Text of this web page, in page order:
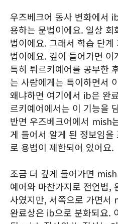
우즈베크어 동사 변화에서
용하는 문법이에요. 일상
법이에요. 그래서 학습 단
법이에요. 깊이 들어가면
특히 튀르키예어를 공부한
는 사람에게는 특이하면서
왜냐하면 여기에서 ib은 완
르키예어에서는 이 기능을
반면 우즈베크어에서 mish
게 들어서 알게 된 정보임
로 용법이 제한되어 있어요.
조금 더 깊게 들어가면
예어와 마찬가지로 전언법,
사였지만, 서쪽으로 가면서
완료상은 ib으로 분화되요.